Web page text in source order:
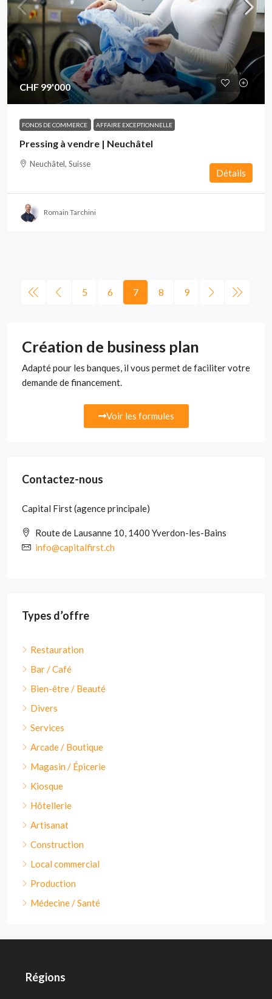
CHF 99'000
FONDS DE COMMERCE AFFAIRE EXCEPTIONNELLE
Pressing à vendre | Neuchâtel
Neuchâtel, Suisse
Détails
Romain Tarchini
5 6 7 8 9
Création de business plan
Adapté pour les banques, il vous permet de faciliter votre
demande de financement.
Voir les formules
Contactez-nous
Capital First (agence principale)
Route de Lausanne 10, 1400 Yverdon-les-Bains
info@capitalfirst.ch
Types d’offre
Restauration
Bar / Café
Bien-être / Beauté
Divers
Services
Arcade / Boutique
Magasin / Épicerie
Kiosque
Hôtellerie
Artisanat
Construction
Local commercial
Production
Médecine / Santé
Régions